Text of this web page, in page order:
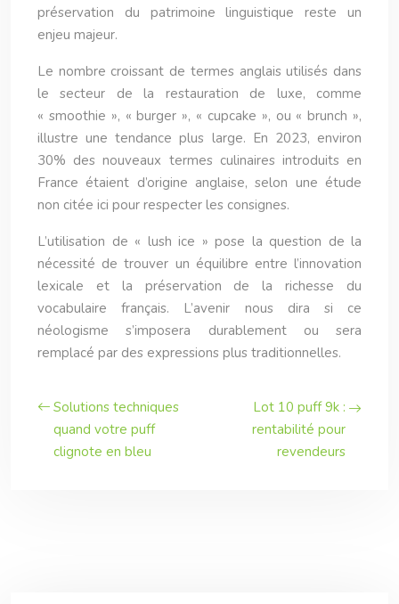
préservation du patrimoine linguistique reste un
enjeu majeur.
Le nombre croissant de termes anglais utilisés dans
le secteur de la restauration de luxe, comme
« smoothie », « burger », « cupcake », ou « brunch »,
illustre une tendance plus large. En 2023, environ
30% des nouveaux termes culinaires introduits en
France étaient d’origine anglaise, selon une étude
non citée ici pour respecter les consignes.
L’utilisation de « lush ice » pose la question de la
nécessité de trouver un équilibre entre l’innovation
lexicale et la préservation de la richesse du
vocabulaire français. L’avenir nous dira si ce
néologisme s’imposera durablement ou sera
remplacé par des expressions plus traditionnelles.
Solutions techniques
quand votre puff
clignote en bleu
Lot 10 puff 9k :
rentabilité pour
revendeurs